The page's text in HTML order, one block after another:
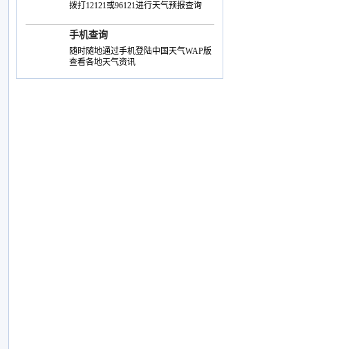
拨打12121或96121进行天气预报查询
手机查询
随时随地通过手机登陆中国天气WAP版
查看各地天气资讯